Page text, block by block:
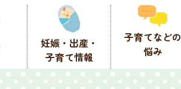
妊娠・出産・
子育て情報
子育てなどの
悩み